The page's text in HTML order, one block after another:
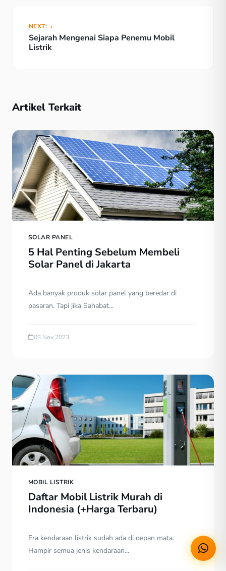
NEXT:
Sejarah Mengenai Siapa Penemu Mobil
Listrik
Artikel Terkait
SOLAR PANEL
5 Hal Penting Sebelum Membeli
Solar Panel di Jakarta
Ada banyak produk solar panel yang beredar di
pasaran. Tapi jika Sahabat...
03 Nov 2023
MOBIL LISTRIK
Daftar Mobil Listrik Murah di
Indonesia (+Harga Terbaru)
Era kendaraan listrik sudah ada di depan mata.
Hampir semua jenis kendaraan...